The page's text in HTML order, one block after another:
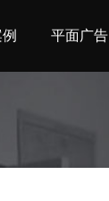
平面广告